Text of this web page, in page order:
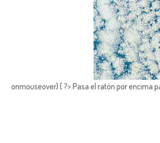
onmouseover) { ?> Pasa el ratón por encima